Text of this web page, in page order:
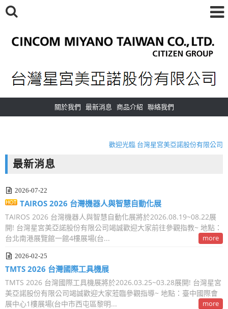
關於我們 最新消息 商品介紹 聯絡我們
歡迎光臨 台灣星宮美亞諾股份有限公司
最新消息
2026-07-22
TAIROS 2026 台灣機器人與智慧自動化展
TAIROS 2026 台灣機器人與智慧自動化展將於2026.08.19~08.22展
開! 台灣星宮美亞諾股份有限公司竭誠歡迎大家前往參觀指教~ 地點：
台北南港展覽館一館4樓展場(台...
more
2026-02-25
TMTS 2026 台灣國際工具機展
TMTS 2026 台灣國際工具機展將於2026.03.25~03.28展開! 台灣星宮
美亞諾股份有限公司竭誠歡迎大家蒞臨參觀指導~ 地點：臺中國際會
展中心1樓展場(台中市西屯區黎明...
more